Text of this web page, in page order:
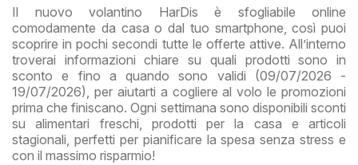
Il nuovo volantino HarDis è sfogliabile online
comodamente da casa o dal tuo smartphone, così puoi
scoprire in pochi secondi tutte le offerte attive. All’interno
troverai informazioni chiare su quali prodotti sono in
sconto e fino a quando sono validi (09/07/2026 -
19/07/2026), per aiutarti a cogliere al volo le promozioni
prima che finiscano. Ogni settimana sono disponibili sconti
su alimentari freschi, prodotti per la casa e articoli
stagionali, perfetti per pianificare la spesa senza stress e
con il massimo risparmio!